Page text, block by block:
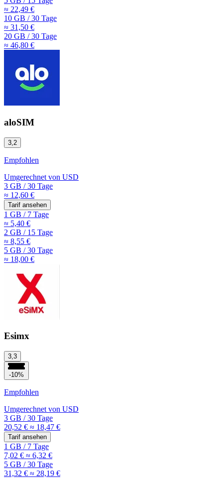
≈ 22,49 €
10 GB /30 Tage
≈ 31,50 €
20 GB /30 Tage
≈ 46,80 €
aloSIM
3,2
Empfohlen
Umgerechnet von USD
3 GB /30 Tage
≈ 12,60 €
Tarif ansehen
1 GB /7 Tage
≈ 5,40 €
2 GB /15 Tage
≈ 8,55 €
5 GB /30 Tage
≈ 18,00 €
Esimx
3,3
-10%
Empfohlen
Umgerechnet von USD
3 GB /30 Tage
20,52 € ≈ 18,47 €
Tarif ansehen
1 GB /7 Tage
7,02 € ≈ 6,32 €
5 GB /30 Tage
31,32 € ≈ 28,19 €